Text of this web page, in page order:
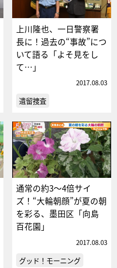
上川隆也、一日警察署
長に！過去の“事故”につ
いて語る「よそ見をし
て…」
2017.08.03
遺留捜査
通常の約3〜4倍サイ
ズ！“大輪朝顔”が夏の朝
を彩る、墨田区「向島
百花園」
2017.08.03
グッド！モーニング